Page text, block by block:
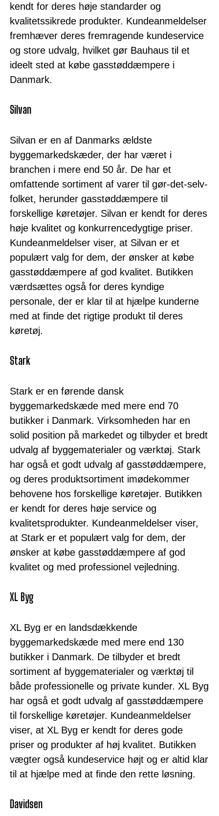
kendt for deres høje standarder og
kvalitetssikrede produkter. Kundeanmeldelser
fremhæver deres fremragende kundeservice
og store udvalg, hvilket gør Bauhaus til et
ideelt sted at købe gasstøddæmpere i
Danmark.
Silvan
Silvan er en af Danmarks ældste
byggemarkedskæder, der har været i
branchen i mere end 50 år. De har et
omfattende sortiment af varer til gør-det-selv-
folket, herunder gasstøddæmpere til
forskellige køretøjer. Silvan er kendt for deres
høje kvalitet og konkurrencedygtige priser.
Kundeanmeldelser viser, at Silvan er et
populært valg for dem, der ønsker at købe
gasstøddæmpere af god kvalitet. Butikken
værdsættes også for deres kyndige
personale, der er klar til at hjælpe kunderne
med at finde det rigtige produkt til deres
køretøj.
Stark
Stark er en førende dansk
byggemarkedskæde med mere end 70
butikker i Danmark. Virksomheden har en
solid position på markedet og tilbyder et bredt
udvalg af byggematerialer og værktøj. Stark
har også et godt udvalg af gasstøddæmpere,
og deres produktsortiment imødekommer
behovene hos forskellige køretøjer. Butikken
er kendt for deres høje service og
kvalitetsprodukter. Kundeanmeldelser viser,
at Stark er et populært valg for dem, der
ønsker at købe gasstøddæmpere af god
kvalitet og med professionel vejledning.
XL Byg
XL Byg er en landsdækkende
byggemarkedskæde med mere end 130
butikker i Danmark. De tilbyder et bredt
sortiment af byggematerialer og værktøj til
både professionelle og private kunder. XL Byg
har også et godt udvalg af gasstøddæmpere
til forskellige køretøjer. Kundeanmeldelser
viser, at XL Byg er kendt for deres gode
priser og produkter af høj kvalitet. Butikken
vægter også kundeservice højt og er altid klar
til at hjælpe med at finde den rette løsning.
Davidsen